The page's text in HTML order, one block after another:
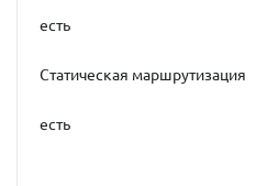
есть
Статическая маршрутизация
есть